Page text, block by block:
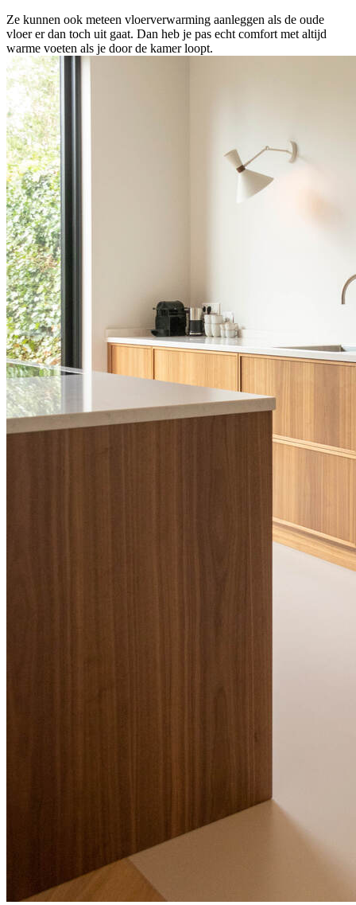
Ze kunnen ook meteen vloerverwarming aanleggen als de oude
vloer er dan toch uit gaat. Dan heb je pas echt comfort met altijd
warme voeten als je door de kamer loopt.